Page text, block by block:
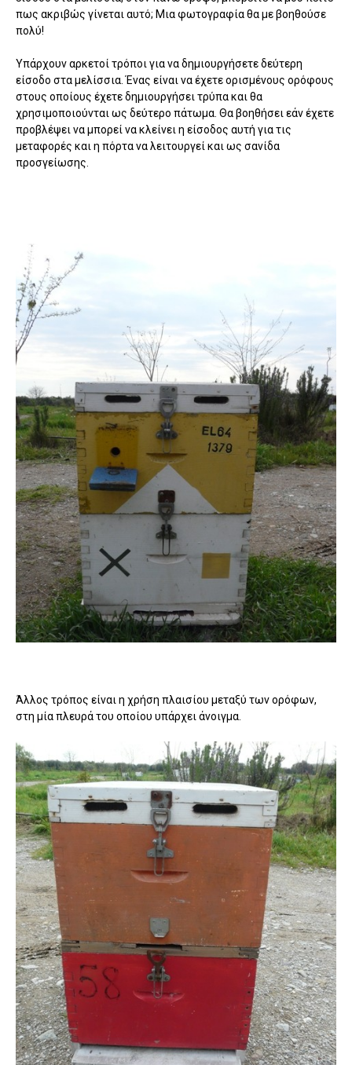
πως ακριβώς γίνεται αυτό; Μια φωτογραφία θα με βοηθούσε
πολύ!
Υπάρχουν αρκετοί τρόποι για να δημιουργήσετε δεύτερη
είσοδο στα μελίσσια. Ένας είναι να έχετε ορισμένους ορόφους
στους οποίους έχετε δημιουργήσει τρύπα και θα
χρησιμοποιούνται ως δεύτερο πάτωμα. Θα βοηθήσει εάν έχετε
προβλέψει να μπορεί να κλείνει η είσοδος αυτή για τις
μεταφορές και η πόρτα να λειτουργεί και ως σανίδα
προσγείωσης.
Άλλος τρόπος είναι η χρήση πλαισίου μεταξύ των ορόφων,
στη μία πλευρά του οποίου υπάρχει άνοιγμα.